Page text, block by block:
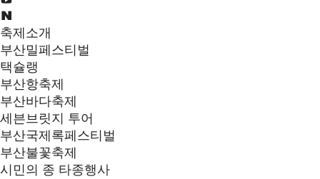
축제소개
부산밀페스티벌
택슐랭
부산항축제
부산바다축제
세븐브릿지 투어
부산국제록페스티벌
부산불꽃축제
시민의 종 타종행사